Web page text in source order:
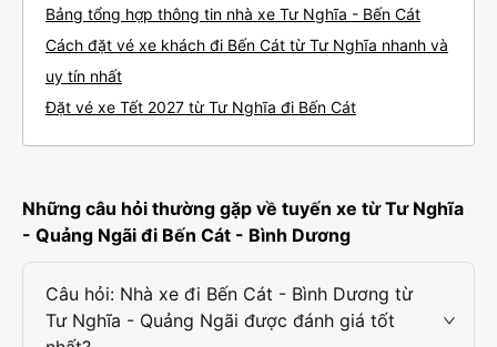
Bảng tổng hợp thông tin nhà xe Tư Nghĩa - Bến Cát
Cách đặt vé xe khách đi Bến Cát từ Tư Nghĩa nhanh và
uy tín nhất
Đặt vé xe Tết 2027 từ Tư Nghĩa đi Bến Cát
Những câu hỏi thường gặp về tuyến xe từ Tư Nghĩa
- Quảng Ngãi đi Bến Cát - Bình Dương
Câu hỏi: Nhà xe đi Bến Cát - Bình Dương từ
Tư Nghĩa - Quảng Ngãi được đánh giá tốt